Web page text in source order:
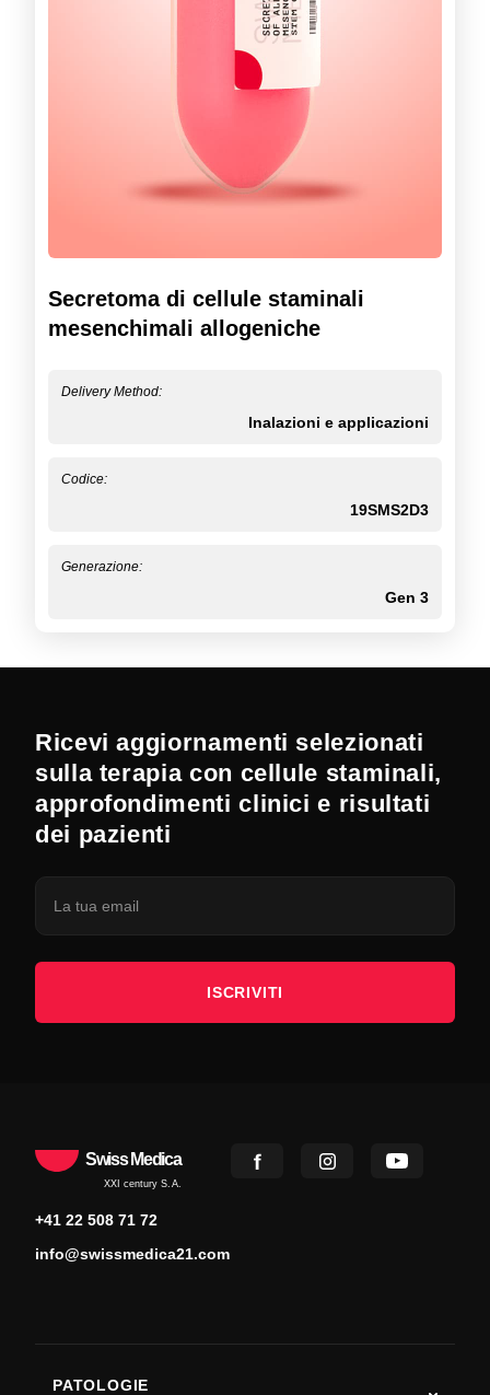
Secretoma di cellule staminali
mesenchimali allogeniche
Delivery Method:
Inalazioni e applicazioni
Codice:
19SMS2D3
Generazione:
Gen 3
Ricevi aggiornamenti selezionati
sulla terapia con cellule staminali,
approfondimenti clinici e risultati
dei pazienti
ISCRIVITI
Swiss Medica
XXI century S.A.
+41 22 508 71 72
info@swissmedica21.com
PATOLOGIE